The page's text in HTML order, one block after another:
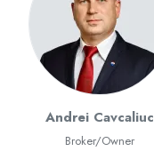
Andrei Cavcaliuc
Broker/Owner